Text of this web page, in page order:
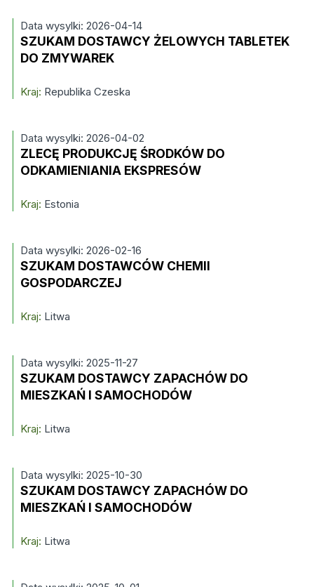
Data wysylki: 2026-04-14
SZUKAM DOSTAWCY ŻELOWYCH TABLETEK
DO ZMYWAREK
Kraj: Republika Czeska
Data wysylki: 2026-04-02
ZLECĘ PRODUKCJĘ ŚRODKÓW DO
ODKAMIENIANIA EKSPRESÓW
Kraj: Estonia
Data wysylki: 2026-02-16
SZUKAM DOSTAWCÓW CHEMII
GOSPODARCZEJ
Kraj: Litwa
Data wysylki: 2025-11-27
SZUKAM DOSTAWCY ZAPACHÓW DO
MIESZKAŃ I SAMOCHODÓW
Kraj: Litwa
Data wysylki: 2025-10-30
SZUKAM DOSTAWCY ZAPACHÓW DO
MIESZKAŃ I SAMOCHODÓW
Kraj: Litwa